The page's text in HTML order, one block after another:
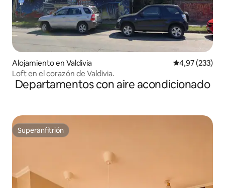
Alojamiento en Valdivia Calificación
4,97 (233)
Loft en el corazón de Valdivia.
Departamentos con aire acondicionado
Superanfitrión
Superanfitrión